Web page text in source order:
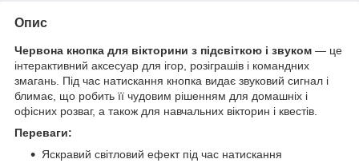
Опис
Червона кнопка для вікторини з підсвіткою і звуком — це
інтерактивний аксесуар для ігор, розіграшів і командних
змагань. Під час натискання кнопка видає звуковий сигнал і
блимає, що робить її чудовим рішенням для домашніх і
офісних розваг, а також для навчальних вікторин і квестів.
Переваги:
Яскравий світловий ефект під час натискання